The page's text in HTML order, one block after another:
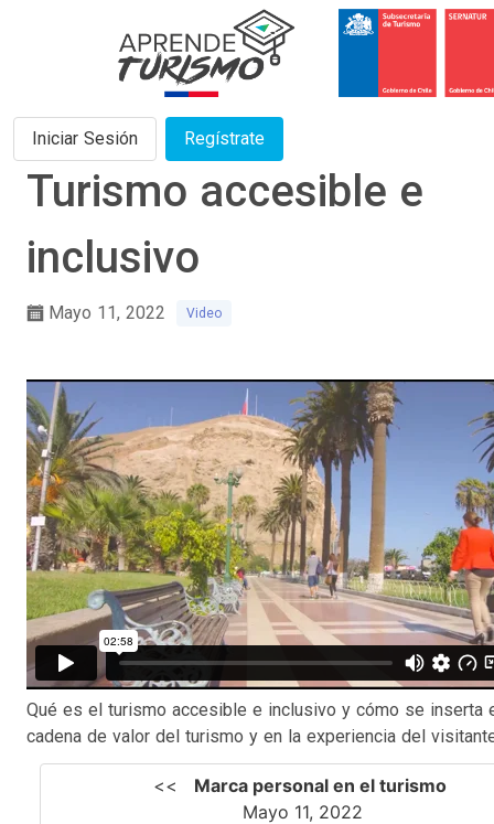
Iniciar Sesión Regístrate
Turismo accesible e
inclusivo
Mayo 11, 2022 Video
Qué es el turismo accesible e inclusivo y cómo se inserta
cadena de valor del turismo y en la experiencia del
<< Marca personal en el turismo
Mayo 11, 2022